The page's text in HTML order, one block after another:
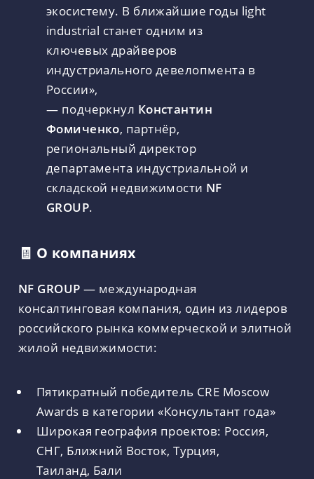
экосистему. В ближайшие годы light
industrial станет одним из
ключевых драйверов
индустриального девелопмента в
России»,
— подчеркнул Константин
Фомиченко, партнёр,
региональный директор
департамента индустриальной и
складской недвижимости NF
GROUP.
🧾 О компаниях
NF GROUP — международная
консалтинговая компания, один из лидеров
российского рынка коммерческой и элитной
жилой недвижимости:
Пятикратный победитель CRE Moscow
Awards в категории «Консультант года»
Широкая география проектов: Россия,
СНГ, Ближний Восток, Турция,
Таиланд, Бали